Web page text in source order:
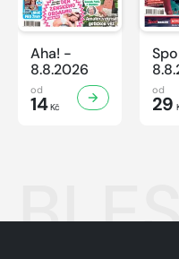
Aha! -
8.8.2026
od
14Kč
od
29